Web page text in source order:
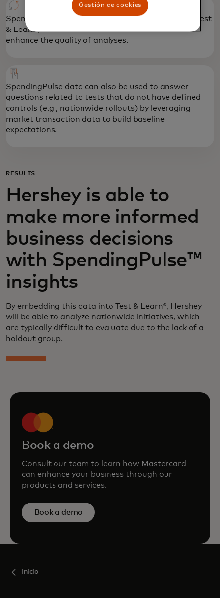
SpendingPulse data has been integrated into the Test
& Learn platform which can be used to further
enhance the quality of analyses.
SpendingPulse data can also be used to answer
questions related to tests that do not have defined
controls (e.g., nationwide rollouts) by leveraging
market transaction data to build baseline
expectations.
RESULTS
Hershey is able to
make more informed
business decisions
with SpendingPulse™
insights
By embedding this data into Test & Learn®, Hershey
will be able to analyze nationwide initiatives, which
are typically difficult to evaluate due to the lack of a
holdout group.
Book a demo
Consult our team to learn how Mastercard
can enhance your business through our
products and services.
Book a demo
Inicio
Gestión de cookies